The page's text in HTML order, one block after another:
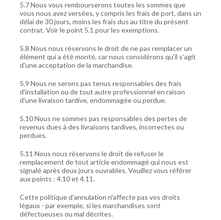
5.7 Nous vous rembourserons toutes les sommes que
vous nous avez versées, y compris les frais de port, dans un
délai de 30 jours, moins les frais dus au titre du présent
contrat. Voir le point 5.1 pour les exemptions.
5.8 Nous nous réservons le droit de ne pas remplacer un
élément qui a été monté, car nous considérons qu'il s'agit
d'une acceptation de la marchandise.
5.9 Nous ne serons pas tenus responsables des frais
d'installation ou de tout autre professionnel en raison
d'une livraison tardive, endommagée ou perdue.
5.10 Nous ne sommes pas responsables des pertes de
revenus dues à des livraisons tardives, incorrectes ou
perdues.
5.11 Nous nous réservons le droit de refuser le
remplacement de tout article endommagé qui nous est
signalé après deux jours ouvrables. Veuillez vous référer
aux points : 4.10 et 4.11.
Cette politique d'annulation n'affecte pas vos droits
légaux - par exemple, si les marchandises sont
défectueuses ou mal décrites.